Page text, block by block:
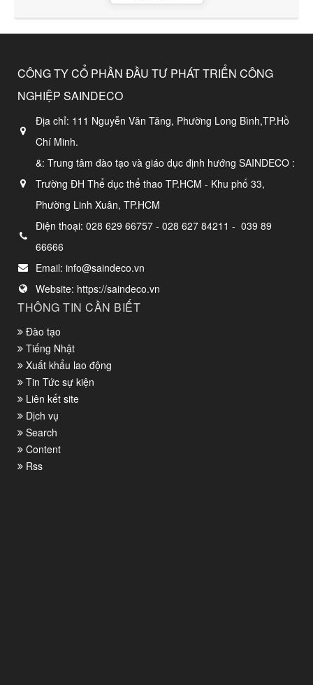
CÔNG TY CỔ PHẦN ĐẦU TƯ PHÁT TRIỂN CÔNG
NGHIỆP SAINDECO
Địa chỉ: 111 Nguyễn Văn Tăng, Phường Long Bình,TP.Hồ
Chí Minh.
&: Trung tâm đào tạo và giáo dục định hướng SAINDECO :
Trường ĐH Thể dục thể thao TP.HCM - Khu phố 33,
Phường Linh Xuân, TP.HCM
Điện thoại: 028 629 66757 - 028 627 84211 - 039 89
66666
Email: info@saindeco.vn
Website: https://saindeco.vn
THÔNG TIN CẦN BIẾT
Đào tạo
Tiếng Nhật
Xuất khẩu lao động
Tin Tức sự kiện
Liên kết site
Dịch vụ
Search
Content
Rss